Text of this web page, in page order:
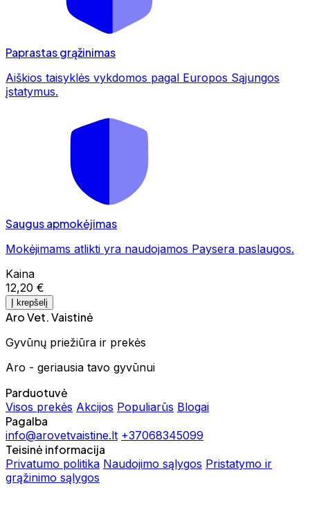
Paprastas grąžinimas
Aiškios taisyklės vykdomos pagal Europos Sąjungos
įstatymus.
Saugus apmokėjimas
Mokėjimams atlikti yra naudojamos Paysera paslaugos.
Kaina
12,20 €
Į krepšelį
Aro Vet. Vaistinė
Gyvūnų priežiūra ir prekės
Aro - geriausia tavo gyvūnui
Parduotuvė
Visos prekės Akcijos Populiarūs Blogai
Pagalba
info@arovetvaistine.lt +37068345099
Teisinė informacija
Privatumo politika Naudojimo sąlygos Pristatymo ir
grąžinimo sąlygos